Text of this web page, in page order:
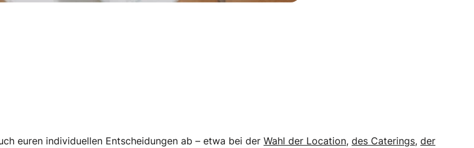
euren individuellen Entscheidungen ab – etwa bei der Wahl der Location, des Caterings, der